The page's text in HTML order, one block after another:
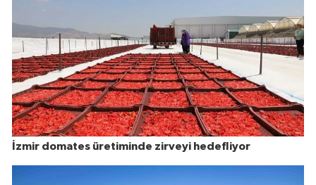
İzmir domates üretiminde zirveyi hedefliyor